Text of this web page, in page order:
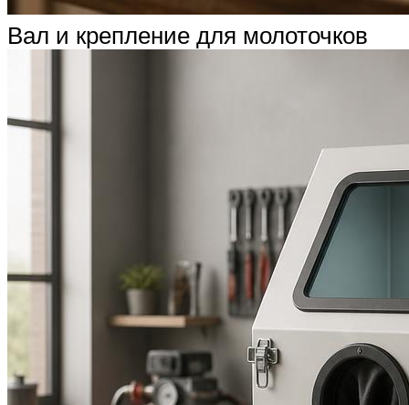
Вал и крепление для молоточков